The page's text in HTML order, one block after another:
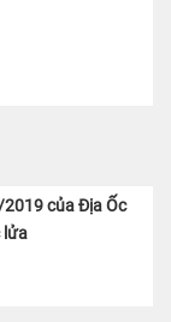
của Địa Ốc
lửa